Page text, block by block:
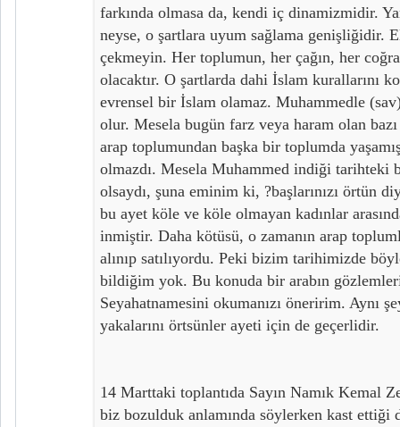
farkında olmasa da, kendi iç dinamizmidir.
neyse, o şartlara uyum sağlama genişliğidir.
çekmeyin. Her toplumun, her çağın, her
olacaktır. O şartlarda dahi İslam kurallarını
evrensel bir İslam olamaz. Muhammedle
olur. Mesela bugün farz veya haram olan
arap toplumundan başka bir toplumda
olmazdı. Mesela Muhammed indiği tarihteki
olsaydı, şuna eminim ki, ?başlarınızı örtün
bu ayet köle ve köle olmayan kadınlar
inmiştir. Daha kötüsü, o zamanın arap
alınıp satılıyordu. Peki bizim tarihimizde
bildiğim yok. Bu konuda bir arabın
Seyahatnamesini okumanızı öneririm. Aynı
yakalarını örtsünler ayeti için de geçerlidir.
14 Marttaki toplantıda Sayın Namık Kemal
biz bozulduk anlamında söylerken kast ettiği